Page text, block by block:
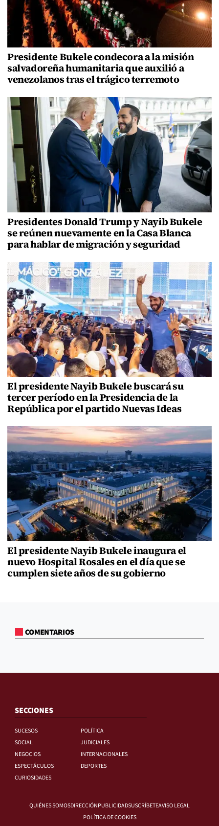
Presidente Bukele condecora a la misión
salvadoreña humanitaria que auxilió a
venezolanos tras el trágico terremoto
Presidentes Donald Trump y Nayib Bukele
se reúnen nuevamente en la Casa Blanca
para hablar de migración y seguridad
El presidente Nayib Bukele buscará su
tercer período en la Presidencia de la
República por el partido Nuevas Ideas
El presidente Nayib Bukele inaugura el
nuevo Hospital Rosales en el día que se
cumplen siete años de su gobierno
COMENTARIOS
SECCIONES
SUCESOS
POLÍTICA
SOCIAL
JUDICIALES
NEGOCIOS
INTERNACIONALES
ESPECTÁCULOS
DEPORTES
CURIOSIDADES
QUIÉNES SOMOSDIRECCIÓNPUBLICIDADSUSCRÍBETEAVISO LEGAL
POLÍTICA DE COOKIES